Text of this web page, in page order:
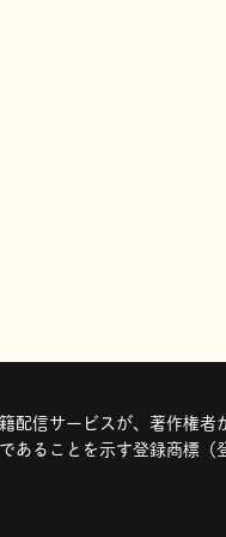
配信サービスが、著作権者
あることを示す登録商標（